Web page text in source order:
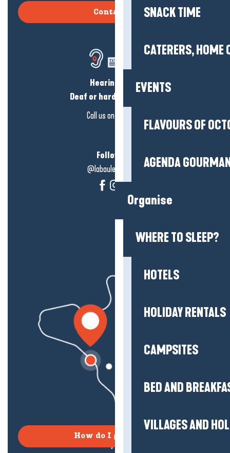
SNACK TIME
CATERERS, HOME
EVENTS
FLAVOURS OF
AGENDA
Organise
WHERE TO SLEEP?
HOTELS
HOLIDAY RENTALS
CAMPSITES
BED AND
VILLAGES AND
Contact us
Hearing loss?
Deaf or hard of hearing?
Call us on
Follow us!
@labauleguérande
How do I get there?